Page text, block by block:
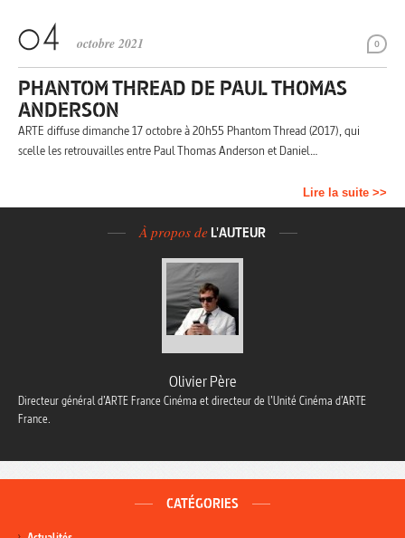
0
octobre 2021
PHANTOM THREAD DE PAUL THOMAS
ANDERSON
ARTE diffuse dimanche 17 octobre à 20h55 Phantom Thread (2017), qui
scelle les retrouvailles entre Paul Thomas Anderson et Daniel…
Lire la suite >>
À propos de L'AUTEUR
Olivier Père
Directeur général d’ARTE France Cinéma et directeur de l’Unité Cinéma d’ARTE
France.
CATÉGORIES